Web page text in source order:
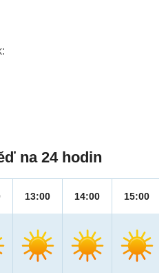
na 24 hodin
13:00 14:00 15:00